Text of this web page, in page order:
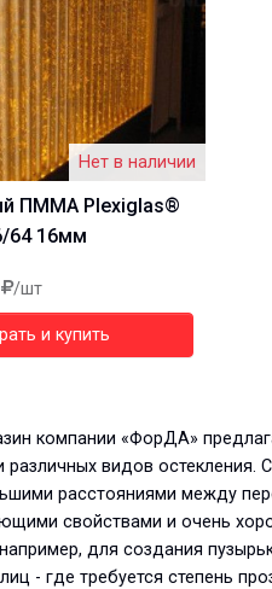
Нет в наличии
ПММА Plexiglas®
64 16мм
/шт
и купить
компании «ФорДА»
различных видов остекления.
расстояниями между
свойствами и очень
для создания
- где требуется степень